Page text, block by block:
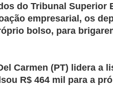
do Tribunal Superior
empresarial, os
bolso, para
Carmen (PT) lidera a
R$ 464 mil para a